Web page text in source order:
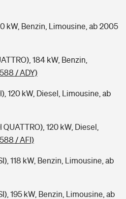
kW, Benzin, Limousine, ab 2005
184 kW, Benzin,
/ ADY)
120 kW, Diesel, Limousine, ab
120 kW, Diesel,
/ AFI)
118 kW, Benzin, Limousine, ab
195 kW, Benzin, Limousine, ab